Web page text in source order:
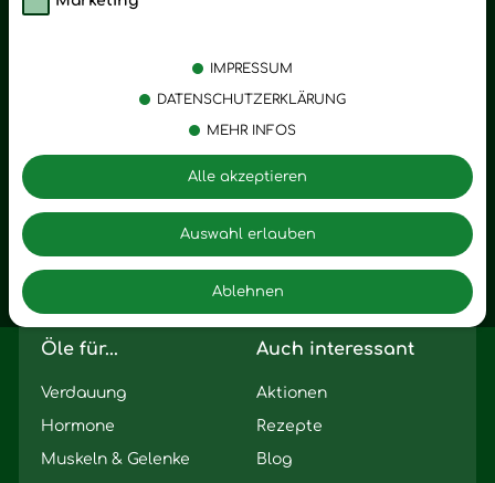
IMPRESSUM
DATENSCHUTZERKLÄRUNG
MEHR INFOS
Ablehnen
Auswahl erlauben
Alle akzeptieren
Zuhause
Stress
Entspannung
Trauer
Romantik
Motivation
Seelischer Schlag
Öle für...
Verdauung
Hormone
Muskeln & Gelenke
Auch interessant
Aktionen
Rezepte
Blog